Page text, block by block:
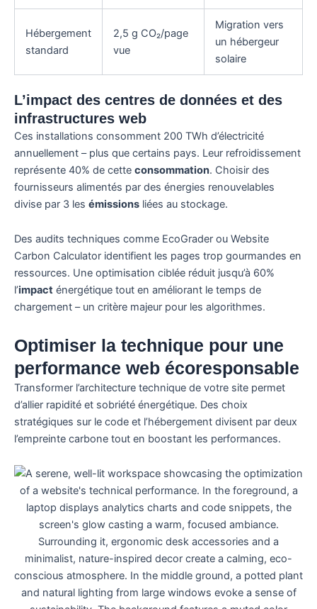
Hébergement
standard
2,5 g CO₂/page
vue
Migration vers
un hébergeur
solaire
L’impact des centres de données et des
infrastructures web
Ces installations consomment 200 TWh d’électricité
annuellement – plus que certains pays. Leur refroidissement
représente 40% de cette consommation. Choisir des
fournisseurs alimentés par des énergies renouvelables
divise par 3 les émissions liées au stockage.
Des audits techniques comme EcoGrader ou Website
Carbon Calculator identifient les pages trop gourmandes en
ressources. Une optimisation ciblée réduit jusqu’à 60%
l’impact énergétique tout en améliorant le temps de
chargement – un critère majeur pour les algorithmes.
Optimiser la technique pour une
performance web écoresponsable
Transformer l’architecture technique de votre site permet
d’allier rapidité et sobriété énergétique. Des choix
stratégiques sur le code et l’hébergement divisent par deux
l’empreinte carbone tout en boostant les performances.